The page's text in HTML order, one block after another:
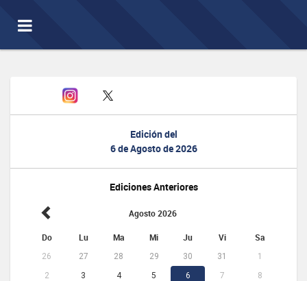
Toggle
navigation
Edición del
6 de Agosto de 2026
Ediciones Anteriores
Agosto 2026
Do Lu Ma Mi Ju Vi Sa
26 27 28 29 30 31
1
2
3 4 5 6 7
8